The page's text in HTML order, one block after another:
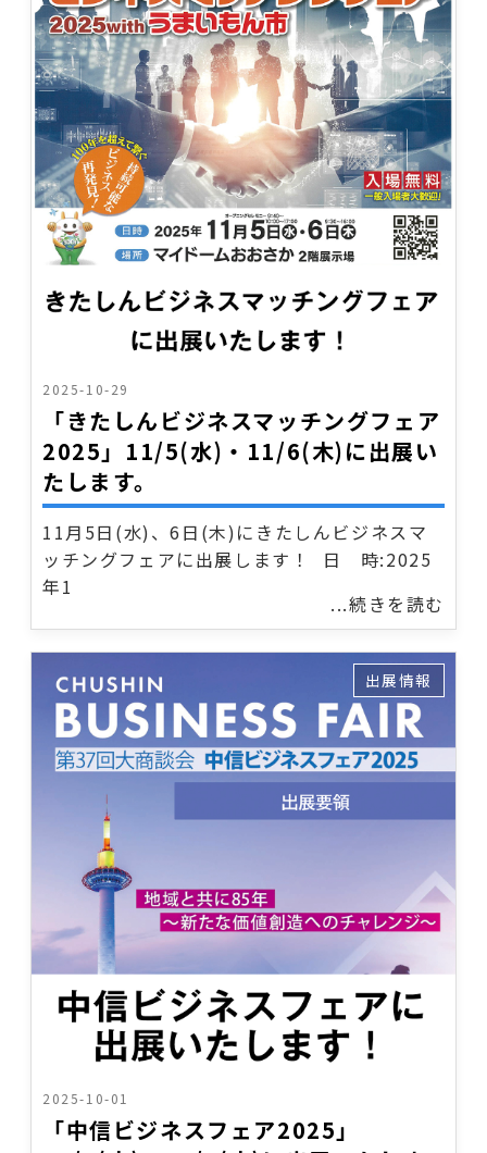
2025-10-29
「きたしんビジネスマッチングフェア
2025」11/5(水)・11/6(木)に出展い
たします。
11月5日(水)、6日(木)にきたしんビジネスマ
ッチングフェアに出展します！ 日 時:2025
年1
...続きを読む
2025-10-01
「中信ビジネスフェア2025」
出展情報